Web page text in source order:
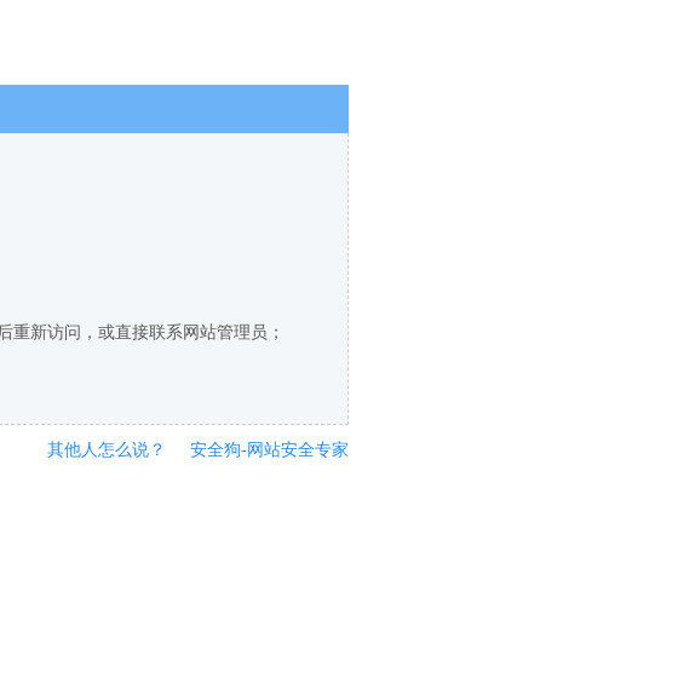
新访问，或直接联系网站管理员；
其他人怎么说？ 安全狗-网站安全专家